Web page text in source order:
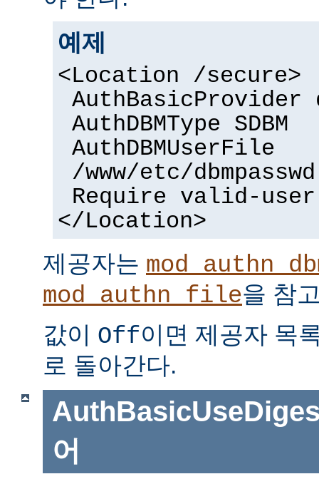
예제
<Location /secure>
AuthBasicProvider
AuthDBMType SDBM
AuthDBMUserFile
/www/etc/dbmpasswd
Require valid-user
</Location>
제공자는
mod_authn_file을 참
값이 Off이면 제공자 목
로 돌아간다.
어